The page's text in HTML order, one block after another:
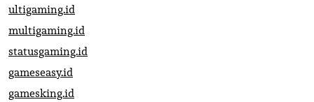
ultigaming.id
multigaming.id
statusgaming.id
gameseasy.id
gamesking.id